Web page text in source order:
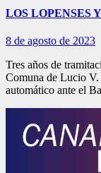
LOS LOPENSES
8 de agosto de 2023
Tres años de
Comuna de Lucio
automático ante el